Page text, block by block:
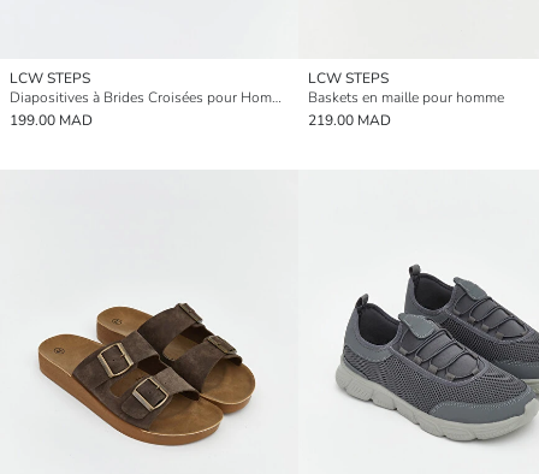
LCW STEPS
Diapositives à Brides Croisées pour Hommes
199.00 MAD
LCW STEPS
Baskets en maille pour homme
219.00 MAD